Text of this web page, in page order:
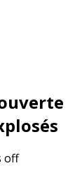
off